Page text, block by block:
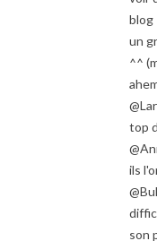
blog
un
^^
top
ils
son